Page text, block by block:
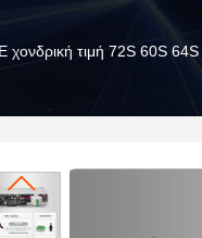
χονδρική τιμή 72S 60S